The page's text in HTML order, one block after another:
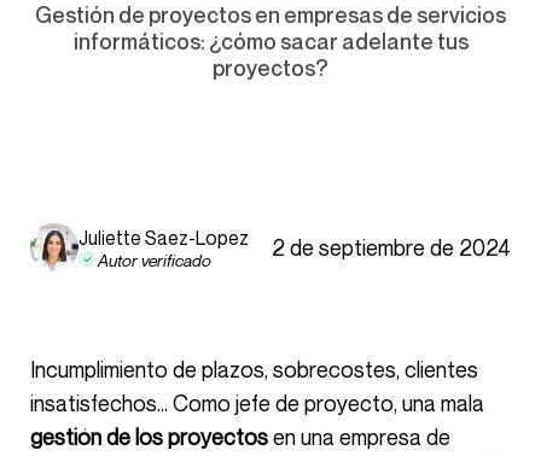
Gestión de proyectos en empresas de servicios
informáticos: ¿cómo sacar adelante tus
proyectos?
Juliette Saez-Lopez
Autor verificado 2 de septiembre de 2024
Incumplimiento de plazos, sobrecostes, clientes
insatisfechos… Como jefe de proyecto, una mala
gestión de los proyectosen una empresa de